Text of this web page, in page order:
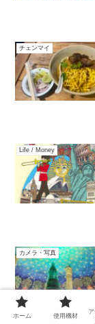
チェンマイ
Life / Money
カメラ・写真
ホーム 使用機材